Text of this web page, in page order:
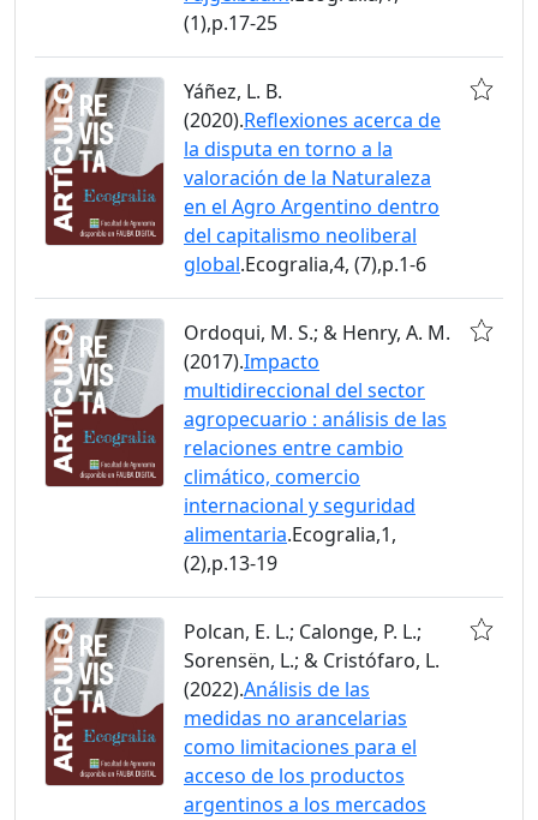
(1),p.17-25
Yáñez, L. B.
(2020).Reflexiones acerca de
la disputa en torno a la
valoración de la Naturaleza
en el Agro Argentino dentro
del capitalismo neoliberal
global.Ecogralia,4, (7),p.1-6
Ordoqui, M. S.; & Henry, A. M.
(2017).Impacto
multidireccional del sector
agropecuario : análisis de las
relaciones entre cambio
climático, comercio
internacional y seguridad
alimentaria.Ecogralia,1,
(2),p.13-19
Polcan, E. L.; Calonge, P. L.;
Sorensën, L.; & Cristófaro, L.
(2022).Análisis de las
medidas no arancelarias
como limitaciones para el
acceso de los productos
argentinos a los mercados